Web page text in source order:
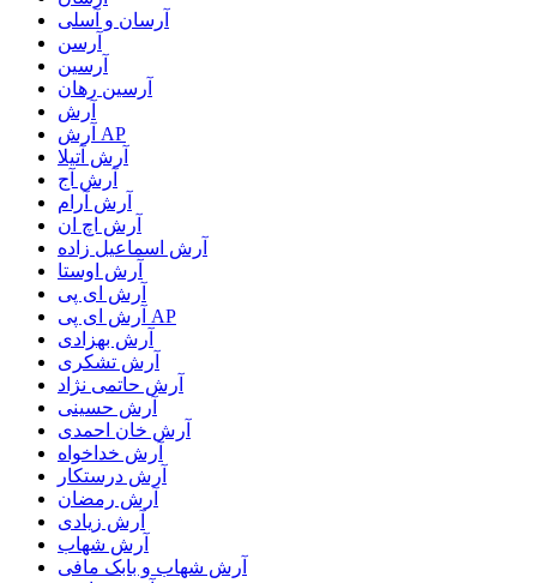
آرسان و آسلی
آرسن
آرسین
آرسین رهان
آرش
آرش AP
آرش آتیلا
آرش آج
آرش آرام
آرش اچ ان
آرش اسماعیل زاده
آرش اوستا
آرش ای پی
آرش ای پی AP
آرش بهزادی
آرش تشکری
آرش حاتمی نژاد
آرش حسینی
آرش خان احمدی
آرش خداخواه
آرش درستکار
آرش رمضان
آرش زیادی
آرش شهاب
آرش شهاب و بابک مافی